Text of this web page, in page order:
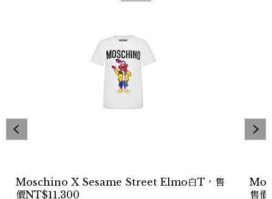
Moschino X Sesame Street Elmo白T，售
價NT$11,300
售